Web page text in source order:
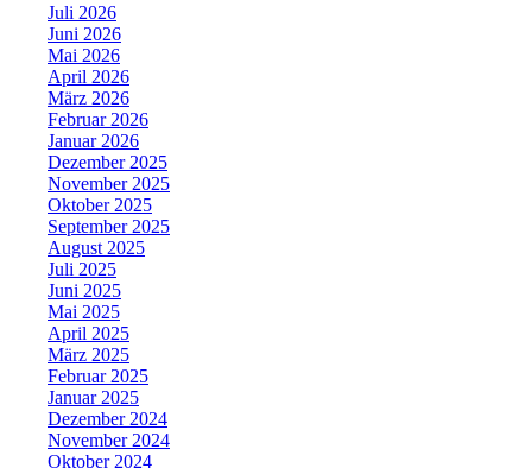
Juli 2026
Juni 2026
Mai 2026
April 2026
März 2026
Februar 2026
Januar 2026
Dezember 2025
November 2025
Oktober 2025
September 2025
August 2025
Juli 2025
Juni 2025
Mai 2025
April 2025
März 2025
Februar 2025
Januar 2025
Dezember 2024
November 2024
Oktober 2024